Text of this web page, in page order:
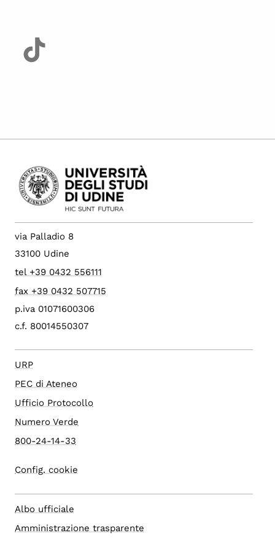
via Palladio 8
33100 Udine
tel +39 0432 556111
fax +39 0432 507715
p.iva 01071600306
c.f. 80014550307
URP
PEC di Ateneo
Ufficio Protocollo
Numero Verde
800-24-14-33
Config. cookie
Albo ufficiale
Amministrazione trasparente